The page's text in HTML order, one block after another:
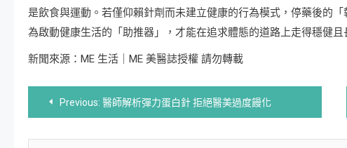
是飲食與運動。若僅仰賴針劑而未建立健康的行為模式，停藥後的
為啟動健康生活的「助推器」，才能在追求體態的道路上走得穩健且
新聞來源：ME 生活｜ME 美醫誌授權 請勿轉載
章
Previous: 醫師解析彈力蛋白針 拒絕醫美過度饅化